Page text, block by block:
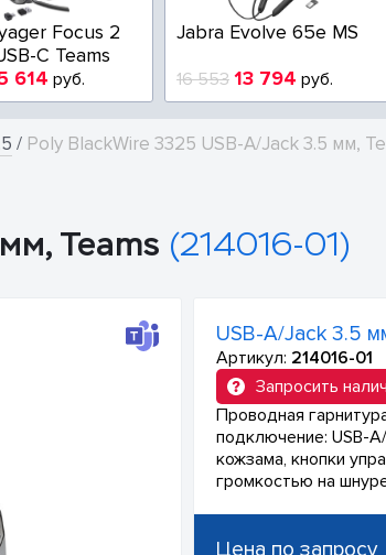
Focus 2
C Teams
614 руб.
Jabra Evolve 65e MS
16 553 13 794 руб.
/ Poly BlackWire 3325 USB-A/Jack 3.5 мм,
Teams (214016-01)
USB-A/Jack 3.5
Артикул: 214016-01
Запросить
Проводная
подключение: USB-
кожзама, кнопки
громкостью на
Цена по запросу